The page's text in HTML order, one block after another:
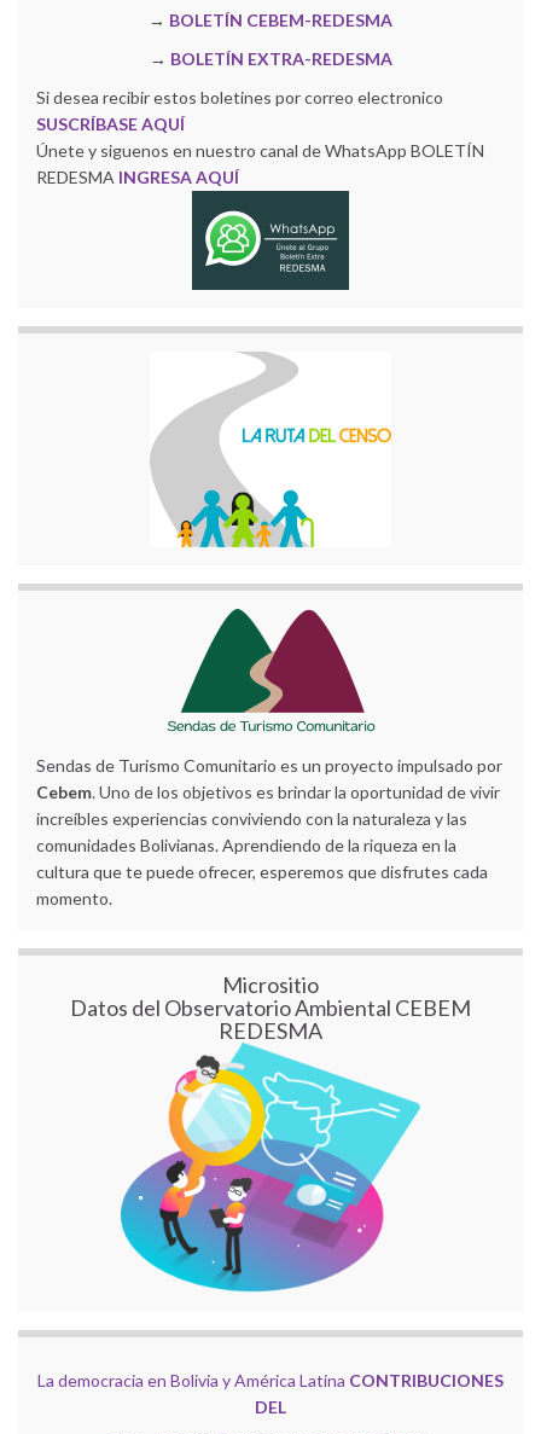
→ BOLETÍN CEBEM-REDESMA
→ BOLETÍN EXTRA-REDESMA
Si desea recibir estos boletines por correo electronico
SUSCRÍBASE AQUÍ
Únete y siguenos en nuestro canal de WhatsApp BOLETÍN
REDESMA INGRESA AQUÍ
Sendas de Turismo Comunitario es un proyecto impulsado por
Cebem. Uno de los objetivos es brindar la oportunidad de vivir
increíbles experiencias conviviendo con la naturaleza y las
comunidades Bolivianas. Aprendiendo de la riqueza en la
cultura que te puede ofrecer, esperemos que disfrutes cada
momento.
Micrositio
Datos del Observatorio Ambiental CEBEM
REDESMA
La democracia en Bolivia y América Latina CONTRIBUCIONES
DEL